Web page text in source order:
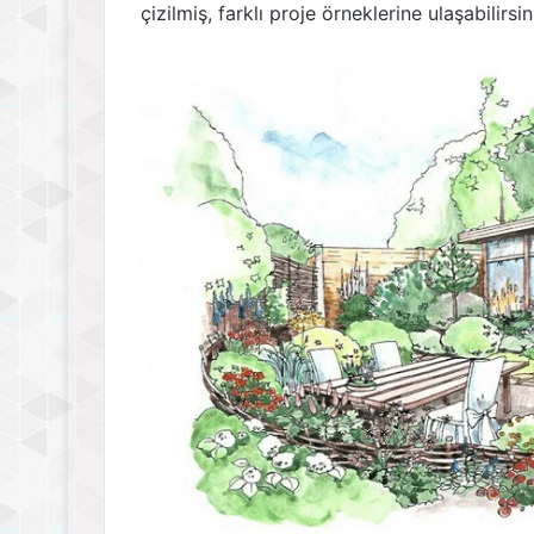
çizilmiş, farklı proje örneklerine